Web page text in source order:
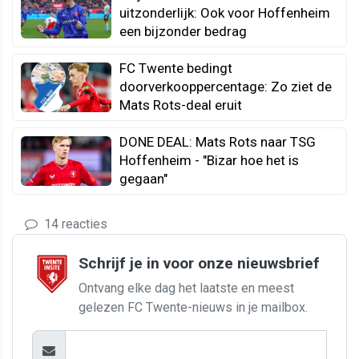
uitzonderlijk: Ook voor Hoffenheim
een bijzonder bedrag
FC Twente bedingt
doorverkooppercentage: Zo ziet de
Mats Rots-deal eruit
DONE DEAL: Mats Rots naar TSG
Hoffenheim - "Bizar hoe het is
gegaan"
14 reacties
Schrijf je in voor onze nieuwsbrief
Ontvang elke dag het laatste en meest
gelezen FC Twente-nieuws in je mailbox.